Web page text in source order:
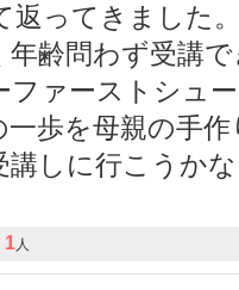
返ってきました
齢問わず受講
ァーストシュ
一歩を母親の手
しに行こうか
1人